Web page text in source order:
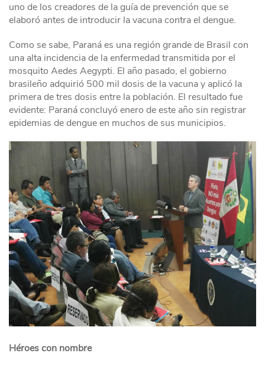
uno de los creadores de la guía de prevención que se
elaboró antes de introducir la vacuna contra el dengue.
Como se sabe, Paraná es una región grande de Brasil con
una alta incidencia de la enfermedad transmitida por el
mosquito Aedes Aegypti. El año pasado, el gobierno
brasileño adquirió 500 mil dosis de la vacuna y aplicó la
primera de tres dosis entre la población. El resultado fue
evidente: Paraná concluyó enero de este año sin registrar
epidemias de dengue en muchos de sus municipios.
Héroes con nombre